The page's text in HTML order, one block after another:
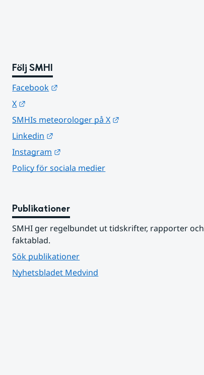
Följ SMHI
Facebook
X
SMHIs meteorologer på X
Linkedin
Instagram
Policy för sociala medier
Publikationer
SMHI ger regelbundet ut tidskrifter, rapporter och
faktablad.
Sök publikationer
Nyhetsbladet Medvind